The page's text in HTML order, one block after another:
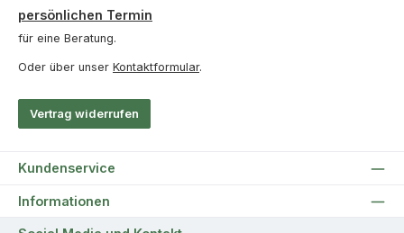
persönlichen Termin
für eine Beratung.
Oder über unser Kontaktformular.
Vertrag widerrufen
Kundenservice
Informationen